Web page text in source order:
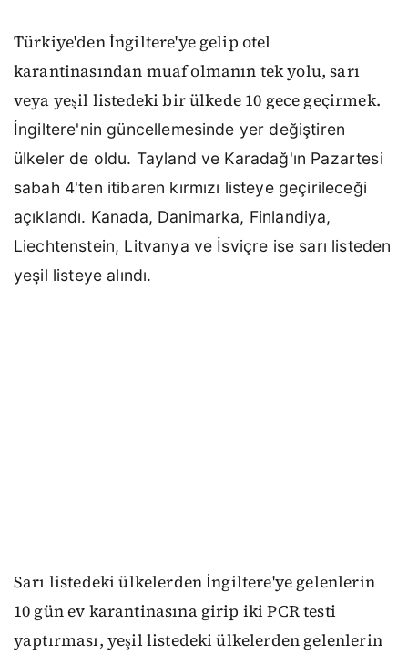
Türkiye'den İngiltere'ye gelip otel
karantinasından muaf olmanın tek yolu, sarı
veya yeşil listedeki bir ülkede 10 gece geçirmek.
İngiltere'nin güncellemesinde yer değiştiren
ülkeler de oldu. Tayland ve Karadağ'ın Pazartesi
sabah 4'ten itibaren kırmızı listeye geçirileceği
açıklandı. Kanada, Danimarka, Finlandiya,
Liechtenstein, Litvanya ve İsviçre ise sarı listeden
yeşil listeye alındı.
Sarı listedeki ülkelerden İngiltere'ye gelenlerin
10 gün ev karantinasına girip iki PCR testi
yaptırması, yeşil listedeki ülkelerden gelenlerin